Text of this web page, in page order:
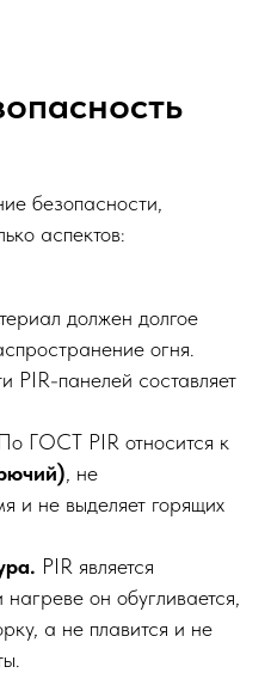
безопасности,
аспектов:
должен долгое
огня.
PIR-панелей составляет
По ГОСТ PIR относится к
, не
и не выделяет горящих
PIR является
он обугливается,
а не плавится и не